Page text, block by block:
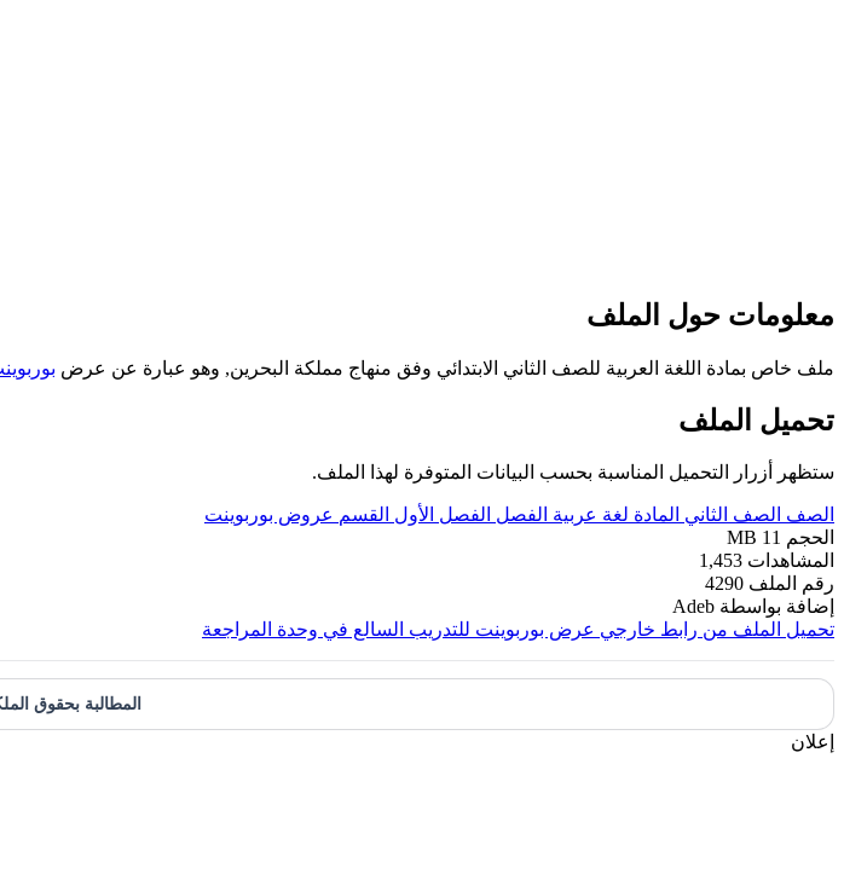
معلومات حول الملف
ملف خاص بمادة اللغة العربية للصف الثاني الابتدائي وفق منهاج مملكة البحرين, وهو عبارة عن عرض
تحميل الملف
ستظهر أزرار التحميل المناسبة بحسب البيانات المتوفرة لهذا الملف.
الصف الصف الثاني المادة لغة عربية الفصل الفصل الأول القسم عروض بوربوينت
الحجم 11 MB
المشاهدات 1,453
رقم الملف 4290
إضافة بواسطة Adeb
تحميل الملف من رابط خارجي عرض بوربوينت للتدريب السالع في وحدة المراجعة
المطالبة بحقوق
إعلان